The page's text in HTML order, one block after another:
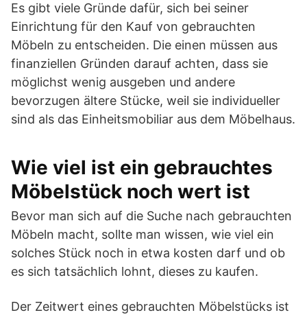
Es gibt viele Gründe dafür, sich bei seiner
Einrichtung für den Kauf von gebrauchten
Möbeln zu entscheiden. Die einen müssen aus
finanziellen Gründen darauf achten, dass sie
möglichst wenig ausgeben und andere
bevorzugen ältere Stücke, weil sie individueller
sind als das Einheitsmobiliar aus dem Möbelhaus.
Wie viel ist ein gebrauchtes
Möbelstück noch wert ist
Bevor man sich auf die Suche nach gebrauchten
Möbeln macht, sollte man wissen, wie viel ein
solches Stück noch in etwa kosten darf und ob
es sich tatsächlich lohnt, dieses zu kaufen.
Der Zeitwert eines gebrauchten Möbelstücks ist